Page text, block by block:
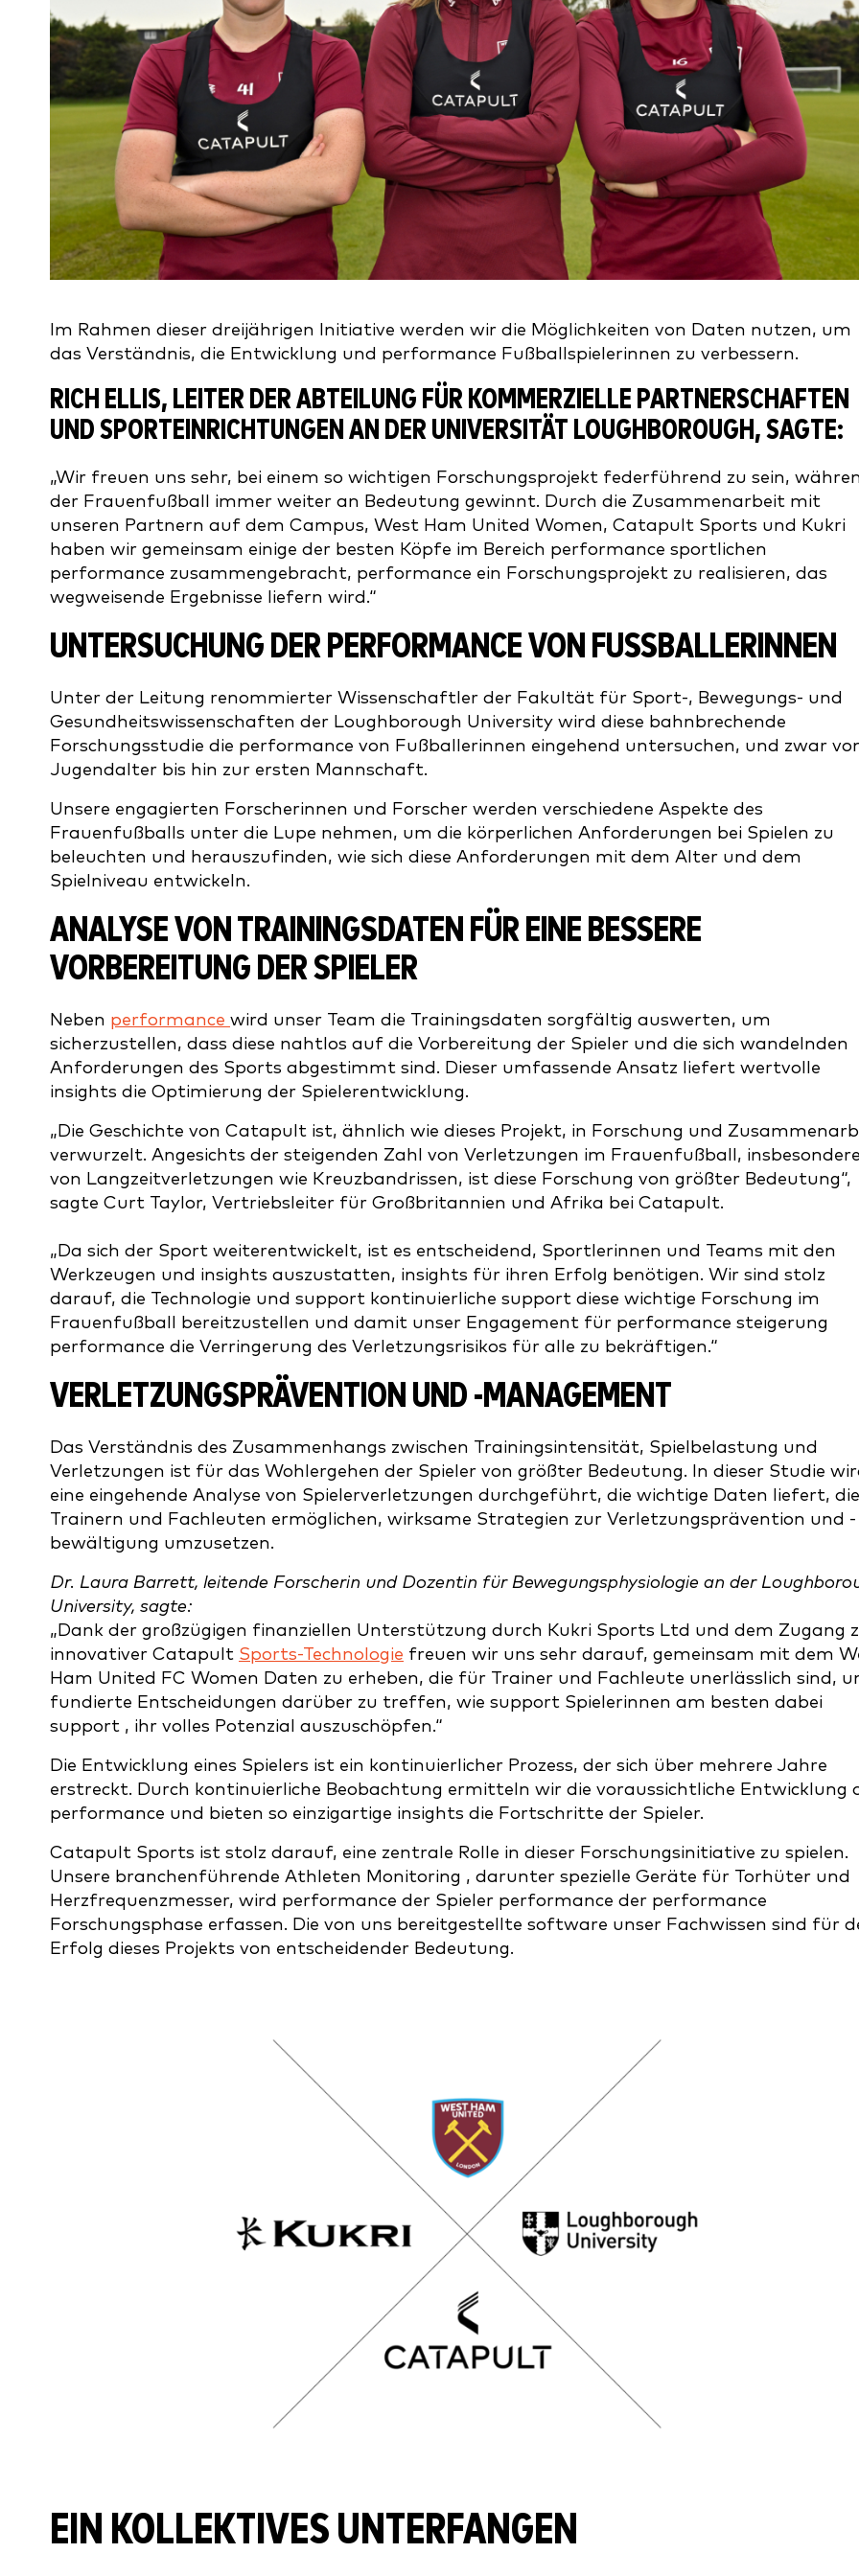
Im Rahmen dieser dreijährigen Initiative werden wir die Möglichkeiten von Daten nutzen, um
das Verständnis, die Entwicklung und performance Fußballspielerinnen zu verbessern.
RICH ELLIS, LEITER DER ABTEILUNG FÜR KOMMERZIELLE PARTNERSCHAFTEN
UND SPORTEINRICHTUNGEN AN DER UNIVERSITÄT LOUGHBOROUGH, SAGTE:
„Wir freuen uns sehr, bei einem so wichtigen Forschungsprojekt federführend zu sein,
der Frauenfußball immer weiter an Bedeutung gewinnt. Durch die Zusammenarbeit mit
unseren Partnern auf dem Campus, West Ham United Women, Catapult Sports und Kukri
haben wir gemeinsam einige der besten Köpfe im Bereich performance sportlichen
performance zusammengebracht, performance ein Forschungsprojekt zu realisieren, das
wegweisende Ergebnisse liefern wird.“
UNTERSUCHUNG DER PERFORMANCE VON FUSSBALLERINNEN
Unter der Leitung renommierter Wissenschaftler der Fakultät für Sport-, Bewegungs- und
Gesundheitswissenschaften der Loughborough University wird diese bahnbrechende
Forschungsstudie die performance von Fußballerinnen eingehend untersuchen, und zwar
Jugendalter bis hin zur ersten Mannschaft.
Unsere engagierten Forscherinnen und Forscher werden verschiedene Aspekte des
Frauenfußballs unter die Lupe nehmen, um die körperlichen Anforderungen bei Spielen zu
beleuchten und herauszufinden, wie sich diese Anforderungen mit dem Alter und dem
Spielniveau entwickeln.
ANALYSE VON TRAININGSDATEN FÜR EINE BESSERE
VORBEREITUNG DER SPIELER
Neben performance wird unser Team die Trainingsdaten sorgfältig auswerten, um
sicherzustellen, dass diese nahtlos auf die Vorbereitung der Spieler und die sich wandelnden
Anforderungen des Sports abgestimmt sind. Dieser umfassende Ansatz liefert wertvolle
insights die Optimierung der Spielerentwicklung.
„Die Geschichte von Catapult ist, ähnlich wie dieses Projekt, in Forschung und
verwurzelt. Angesichts der steigenden Zahl von Verletzungen im Frauenfußball, insbesondere
von Langzeitverletzungen wie Kreuzbandrissen, ist diese Forschung von größter Bedeutung“,
sagte Curt Taylor, Vertriebsleiter für Großbritannien und Afrika bei Catapult.
„Da sich der Sport weiterentwickelt, ist es entscheidend, Sportlerinnen und Teams mit den
Werkzeugen und insights auszustatten, insights für ihren Erfolg benötigen. Wir sind stolz
darauf, die Technologie und support kontinuierliche support diese wichtige Forschung im
Frauenfußball bereitzustellen und damit unser Engagement für performance steigerung
performance die Verringerung des Verletzungsrisikos für alle zu bekräftigen.“
VERLETZUNGSPRÄVENTION UND -MANAGEMENT
Das Verständnis des Zusammenhangs zwischen Trainingsintensität, Spielbelastung und
Verletzungen ist für das Wohlergehen der Spieler von größter Bedeutung. In dieser Studie
eine eingehende Analyse von Spielerverletzungen durchgeführt, die wichtige Daten liefert,
Trainern und Fachleuten ermöglichen, wirksame Strategien zur Verletzungsprävention und -
bewältigung umzusetzen.
Dr. Laura Barrett, leitende Forscherin und Dozentin für Bewegungsphysiologie an der
University, sagte:
„Dank der großzügigen finanziellen Unterstützung durch Kukri Sports Ltd und dem Zugang
innovativer Catapult Sports-Technologie freuen wir uns sehr darauf, gemeinsam mit dem
Ham United FC Women Daten zu erheben, die für Trainer und Fachleute unerlässlich sind,
fundierte Entscheidungen darüber zu treffen, wie support Spielerinnen am besten dabei
support , ihr volles Potenzial auszuschöpfen.“
Die Entwicklung eines Spielers ist ein kontinuierlicher Prozess, der sich über mehrere Jahre
erstreckt. Durch kontinuierliche Beobachtung ermitteln wir die voraussichtliche Entwicklung
performance und bieten so einzigartige insights die Fortschritte der Spieler.
Catapult Sports ist stolz darauf, eine zentrale Rolle in dieser Forschungsinitiative zu spielen.
Unsere branchenführende Athleten Monitoring , darunter spezielle Geräte für Torhüter und
Herzfrequenzmesser, wird performance der Spieler performance der performance
Forschungsphase erfassen. Die von uns bereitgestellte software unser Fachwissen sind für
Erfolg dieses Projekts von entscheidender Bedeutung.
EIN KOLLEKTIVES UNTERFANGEN